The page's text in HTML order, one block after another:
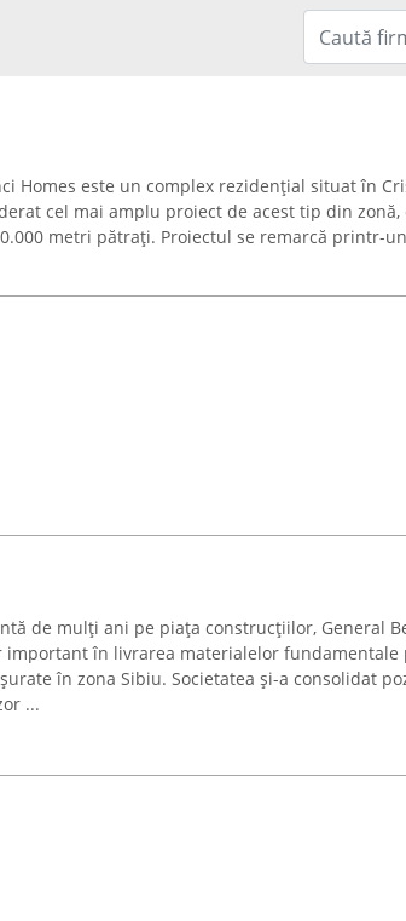
Homes este un complex rezidențial situat în
cel mai amplu proiect de acest tip din
metri pătrați. Proiectul se remarcă printr-
de mulți ani pe piața construcțiilor, General
important în livrarea materialelor fundamentale
în zona Sibiu. Societatea și-a consolidat
...